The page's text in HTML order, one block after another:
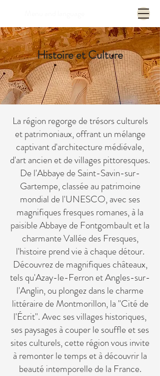
Histoire et Culture
La région regorge de trésors culturels
et patrimoniaux, offrant un mélange
captivant d'architecture médiévale,
d'art ancien et de villages pittoresques.
De l'Abbaye de Saint-Savin-sur-
Gartempe, classée au patrimoine
mondial de l'UNESCO, avec ses
magnifiques fresques romanes, à la
paisible Abbaye de Fontgombault et la
charmante Vallée des Fresques,
l'histoire prend vie à chaque détour.
Découvrez de magnifiques châteaux,
tels qu'Azay-le-Ferron et Angles-sur-
l'Anglin, ou plongez dans le charme
littéraire de Montmorillon, la "Cité de
l'Écrit". Avec ses villages historiques,
ses paysages à couper le souffle et ses
sites culturels, cette région vous invite
à remonter le temps et à découvrir la
beauté intemporelle de la France.